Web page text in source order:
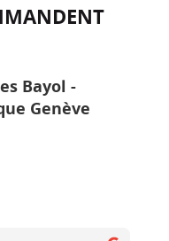
Bayol -
Genève